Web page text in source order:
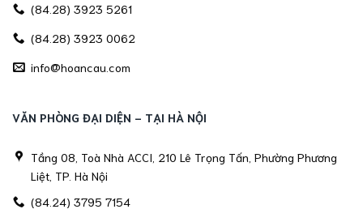
(84.28) 3923 5261
(84.28) 3923 0062
info@hoancau.com
VĂN PHÒNG ĐẠI DIỆN - TẠI HÀ NỘI
Tầng 08, Toà Nhà ACCI, 210 Lê Trọng Tấn, Phường Phương
Liệt, TP. Hà Nội
(84.24) 3795 7154